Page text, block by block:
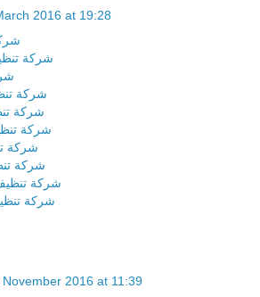
2016 at 19:28
شركة
شركة
شركة
شركة
شركة
شركة
شركة
شركة
November 2016 at 11:39